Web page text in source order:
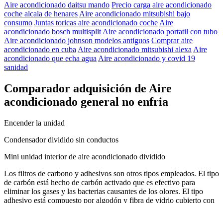
Aire acondicionado daitsu mando Precio carga aire acondicionado
coche alcala de henares Aire acondicionado mitsubishi bajo
consumo Juntas toricas aire acondicionado coche Aire
acondicionado bosch multisplit Aire acondicionado portatil con tubo
Aire acondicionado johnson modelos antiguos Comprar aire
acondicionado en cuba Aire acondicionado mitsubishi alexa Aire
acondicionado que echa agua Aire acondicionado y covid 19
sanidad
Comparador adquisición de Aire
acondicionado general no enfria
Encender la unidad
Condensador dividido sin conductos
Mini unidad interior de aire acondicionado dividido
Los filtros de carbono y adhesivos son otros tipos empleados. El tipo
de carbón está hecho de carbón activado que es efectivo para
eliminar los gases y las bacterias causantes de los olores. El tipo
adhesivo está compuesto por algodón y fibra de vidrio cubierto con